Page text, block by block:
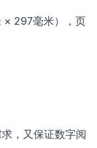
× 297毫米），页
，又保证数字阅